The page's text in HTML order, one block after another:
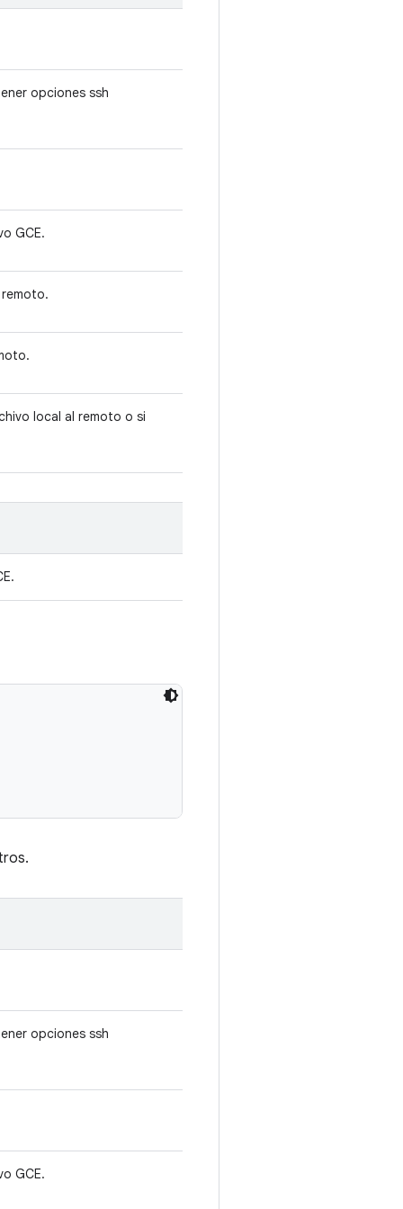
opciones ssh
GCE.
local al remoto o si
opciones ssh
GCE.